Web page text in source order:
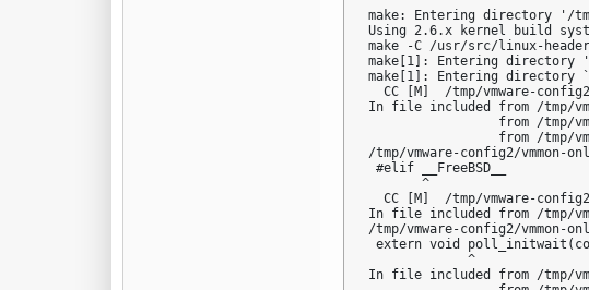
make: Entering directory '/
Using 2.6.x kernel build
make -C /usr/src/linux-headers-
make[1]: Entering directory
make[1]: Entering directory
CC [M]  /tmp/vmware-
In file included from /tmp/
from /tmp/
from /tmp/
/tmp/vmware-config2/
#elif __FreeBSD__
       ^
CC [M]  /tmp/vmware-
In file included from /tmp/
/tmp/vmware-config2/
extern void
             ^
In file included from /tmp/